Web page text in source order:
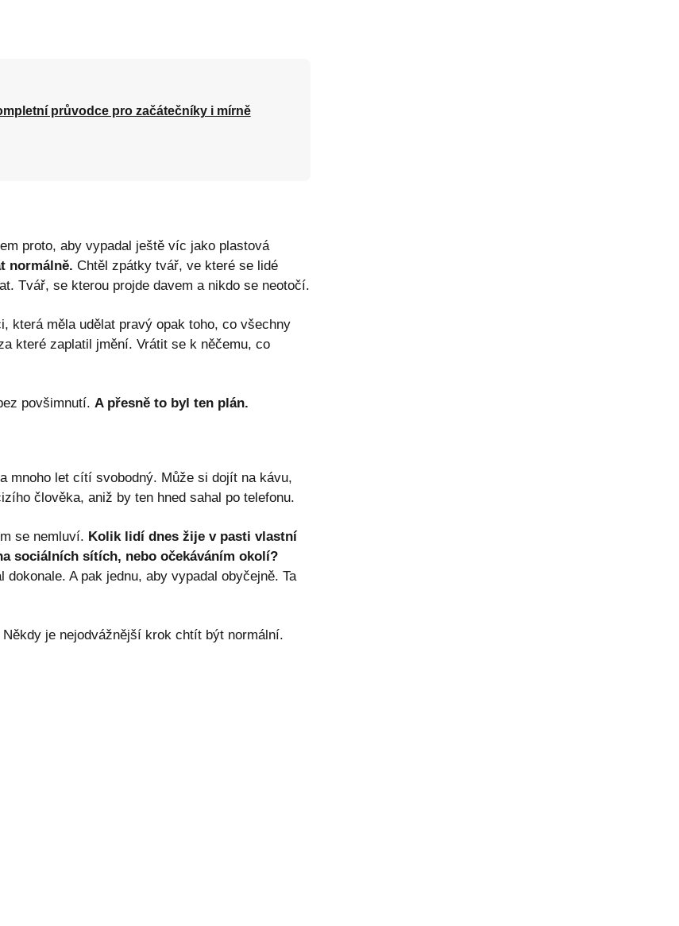
průvodce pro začátečníky i mírně
proto, aby vypadal ještě víc jako plastová
normálně. Chtěl zpátky tvář, ve které se lidé
Tvář, se kterou projde davem a nikdo se neotočí.
která měla udělat pravý opak toho, co všechny
které zaplatil jmění. Vrátit se k něčemu, co
povšimnutí. A přesně to byl ten plán.
mnoho let cítí svobodný. Může si dojít na kávu,
člověka, aniž by ten hned sahal po telefonu.
se nemluví. Kolik lidí dnes žije v pasti vlastní
sociálních sítích, nebo očekáváním okolí?
A pak jednu, aby vypadal obyčejně. Ta
je nejodvážnější krok chtít být normální.